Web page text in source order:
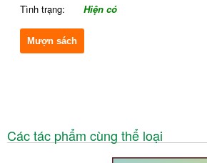
Tình trạng:
Hiện có
Mượn sách
Các tác phẩm cùng thể loại